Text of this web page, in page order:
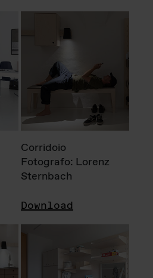
Corridoio
Fotografo: Lorenz
Sternbach
Download